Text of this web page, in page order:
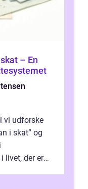
– En
vi udforske
i skat” og
livet, der er